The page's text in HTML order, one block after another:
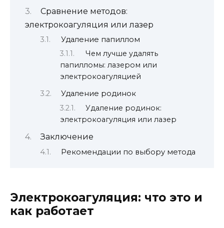
Сравнение методов:
электрокоагуляция или лазер
Удаление папиллом
Чем лучше удалять
папилломы: лазером или
электрокоагуляцией
Удаление родинок
Удаление родинок:
электрокоагуляция или лазер
Заключение
Рекомендации по выбору метода
Электрокоагуляция: что это и
как работает